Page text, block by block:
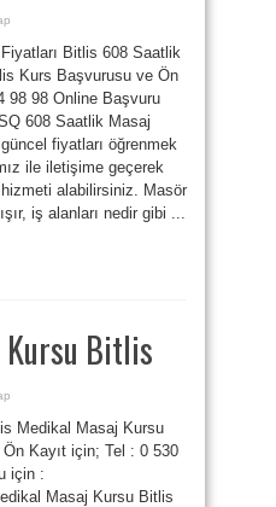
Bitlis 608 Saatlik
Kurs Başvurusu ve Ön
98 98 Online Başvuru
608 Saatlik Masaj
fiyatları öğrenmek
ile iletişime geçerek
alabilirsiniz. Masör
iş alanları nedir gibi ...
Kursu Bitlis
Medikal Masaj Kursu
Kayıt için; Tel : 0 530
için :
Masaj Kursu Bitlis